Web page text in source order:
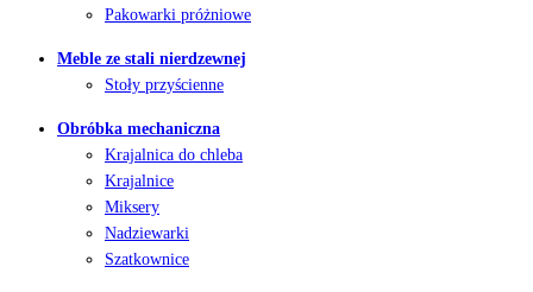
Pakowarki próżniowe
Meble ze stali nierdzewnej
Stoły przyścienne
Obróbka mechaniczna
Krajalnica do chleba
Krajalnice
Miksery
Nadziewarki
Szatkownice